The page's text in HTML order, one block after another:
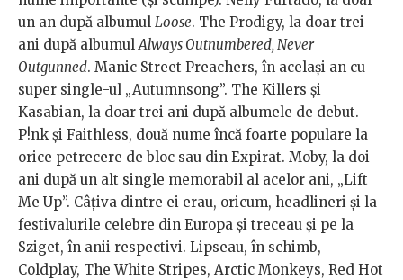
un an după albumul Loose. The Prodigy, la doar trei
ani după albumulAlways Outnumbered, Never
Outgunned. Manic Street Preachers, în același an cu
super single-ul „Autumnsong”. The Killers și
Kasabian, la doar trei ani după albumele de debut.
P!nk și Faithless, două nume încă foarte populare la
orice petrecere de bloc sau din Expirat. Moby, la doi
ani după un alt single memorabil al acelor ani, „Lift
Me Up”. Câțiva dintre ei erau, oricum, headlineri și la
festivalurile celebre din Europa și treceau și pe la
Sziget, în anii respectivi. Lipseau, în schimb,
Coldplay, The White Stripes, Arctic Monkeys, Red Hot